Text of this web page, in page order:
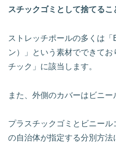
スチックゴミとして捨てるこ
ストレッチポールの多くは
ン）」という素材でできて
チック」に該当します。
また、外側のカバーはビニー
プラスチックゴミとビニー
の自治体が指定する分別方法